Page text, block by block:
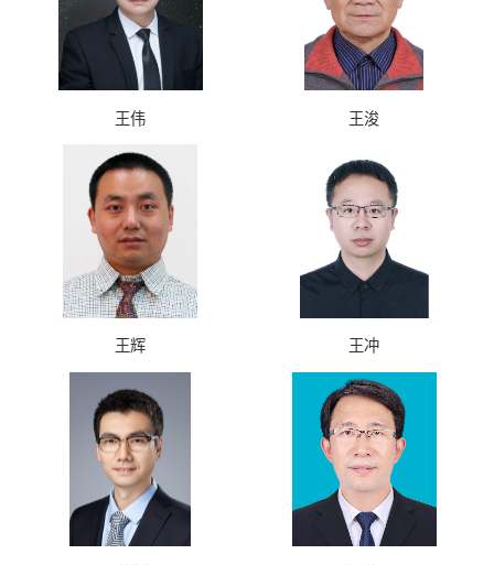
王伟 王浚
王辉 王冲